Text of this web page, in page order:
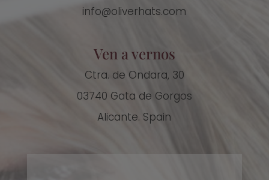
info@oliverhats.com
Ven a vernos
Ctra. de Ondara, 30
03740 Gata de Gorgos
Alicante. Spain